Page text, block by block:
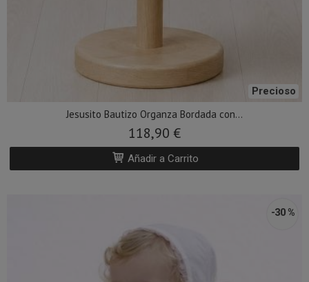
Precioso
Jesusito Bautizo Organza Bordada con...
118,90 €
Añadir a Carrito
-30 %